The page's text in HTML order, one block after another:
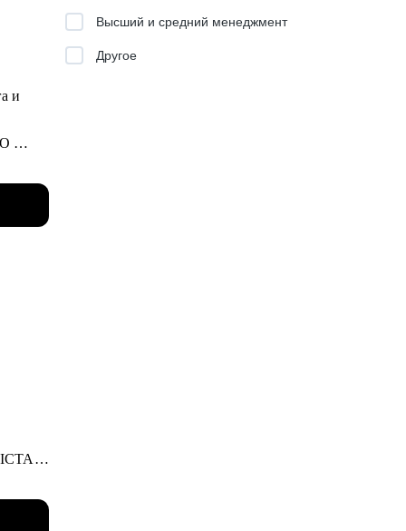
и
ICTA.
Высший и средний менеджмент
Другое